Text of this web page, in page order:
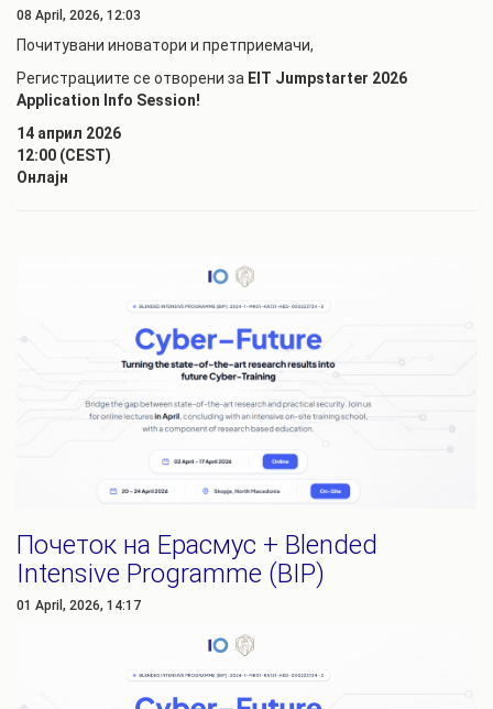
08 April, 2026, 12:03
Почитувани иноватори и претприемачи,
Регистрациите се отворени за EIT Jumpstarter 2026
Application Info Session!
14 април 2026
12:00 (CEST)
Онлајн
Почеток на Ерасмус + Blended
Intensive Programme (BIP)
01 April, 2026, 14:17